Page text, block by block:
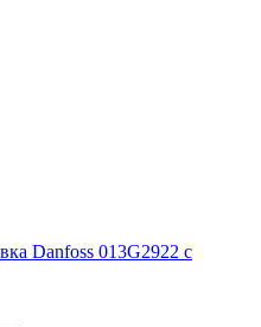
Danfoss 013G2922 с